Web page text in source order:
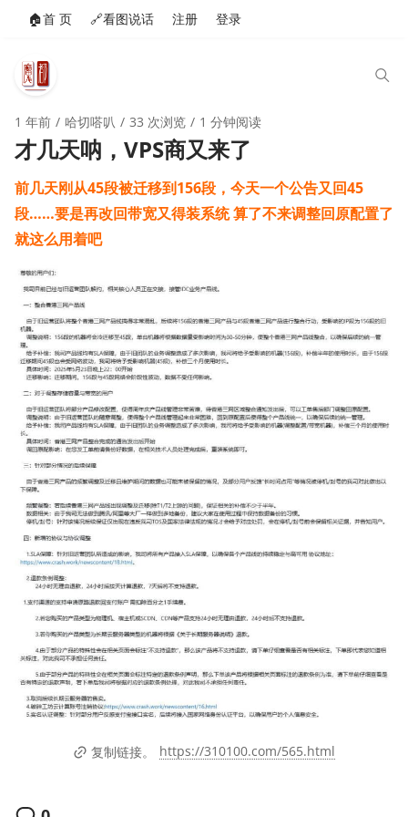
🏠️首 页 🔗看图说话 注册 登录
1 年前 哈切嗒叭 33 次浏览 1 分钟阅读
才几天呐，VPS商又来了
前几天刚从45段被迁移到156段，今天一个公告又回45
段……要是再改回带宽又得装系统 算了不来调整回原配置了
就这么用着吧
复制链接。 https://310100.com/565.html